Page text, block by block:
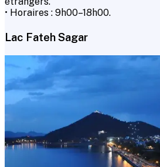
• Horaires : 9h00–18h00.
Lac Fateh Sagar